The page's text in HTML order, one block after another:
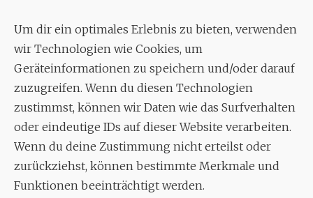
Um dir ein optimales Erlebnis zu bieten, verwenden
wir Technologien wie Cookies, um
Geräteinformationen zu speichern und/oder darauf
zuzugreifen. Wenn du diesen Technologien
zustimmst, können wir Daten wie das Surfverhalten
oder eindeutige IDs auf dieser Website verarbeiten.
Wenn du deine Zustimmung nicht erteilst oder
zurückziehst, können bestimmte Merkmale und
Funktionen beeinträchtigt werden.
Aixheimer Str. 18
70619 Stuttgart
MUSIK
Musikalischer Leiter:
Enrico Trummer
Tel.+49 (0)177 / 34 23 57 1
Facebook
TwitterYouTube